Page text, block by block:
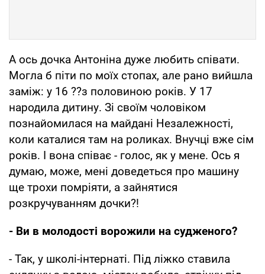
А ось дочка Антоніна дуже любить співати.
Могла б піти по моїх стопах, але рано вийшла
заміж: у 16 ??з половиною років. У 17
народила дитину. Зі своїм чоловіком
познайомилася на майдані Незалежності,
коли каталися там на роликах. Внучці вже сім
років. І вона співає - голос, як у мене. Ось я
думаю, може, мені доведеться про машину
ще трохи помріяти, а зайнятися
розкручуванням дочки?!
- Ви в молодості ворожили на судженого?
- Так, у школі-інтернаті. Під ліжко ставила